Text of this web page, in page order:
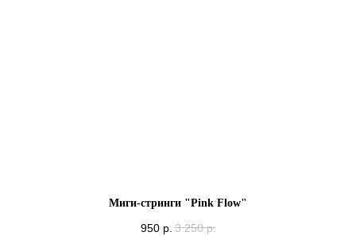
Миги-стринги "Pink Flow"
950 р. 3 250 р.